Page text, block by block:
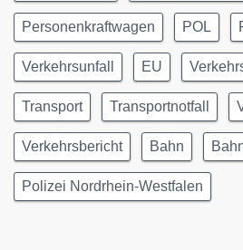
Personenkraftwagen POL
Verkehrsunfall EU
Transport Transportnotfall
Verkehrsbericht Bahn
Polizei Nordrhein-Westfalen